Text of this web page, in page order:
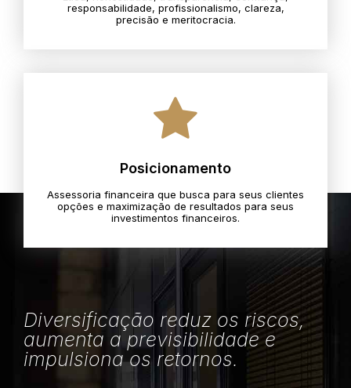
responsabilidade, profissionalismo, clareza,
precisão e meritocracia.​
Posicionamento
Assessoria financeira que busca para seus clientes
opções e maximização de resultados para seus
investimentos financeiros.
Diversificação reduz os riscos,
aumenta a previsibilidade e
impulsiona os retornos.